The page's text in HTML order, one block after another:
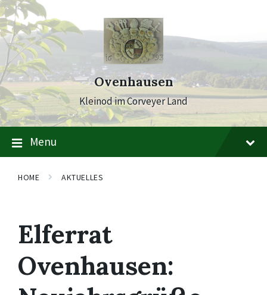
Skip
to
content
Skip
to
main
navigation
Skip
to
footer
Ovenhausen
Kleinod im Corveyer Land
Menu
HOME AKTUELLES
Elferrat
Ovenhausen: